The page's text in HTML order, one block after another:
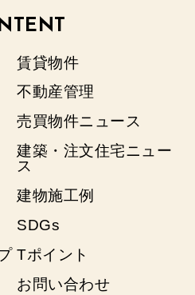
賃貸物件
不動産管理
売買物件ニュース
建築・注文住宅ニュー
ス
建物施工例
SDGs
Tポイント
お問い合わせ